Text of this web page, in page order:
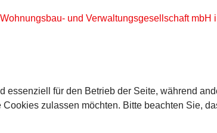
und Verwaltungsgesellschaft mbH
für den Betrieb der Seite, während
zulassen möchten. Bitte beachten Sie,